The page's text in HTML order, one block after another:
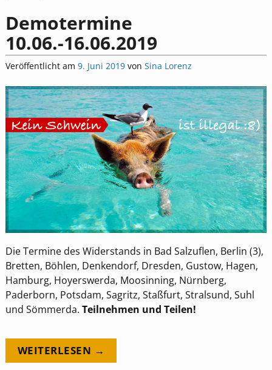
Demotermine
10.06.-16.06.2019
Veröffentlicht am 9. Juni 2019 von Sina Lorenz
Die Termine des Widerstands in Bad Salzuflen, Berlin (3),
Bretten, Böhlen, Denkendorf, Dresden, Gustow, Hagen,
Hamburg, Hoyerswerda, Moosinning, Nürnberg,
Paderborn, Potsdam, Sagritz, Staßfurt, Stralsund, Suhl
und Sömmerda. Teilnehmen und Teilen!
WEITERLESEN →